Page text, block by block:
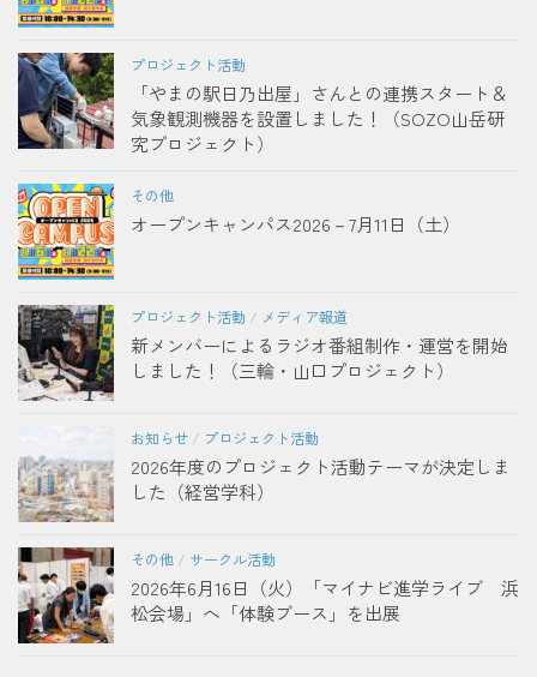
プロジェクト活動
「やまの駅日乃出屋」さんとの連携スタート＆
気象観測機器を設置しました！（SOZO山岳研
究プロジェクト）
その他
オープンキャンパス2026－7月11日（土）
プロジェクト活動 / メディア報道
新メンバーによるラジオ番組制作・運営を開始
しました！（三輪・山口プロジェクト）
お知らせ / プロジェクト活動
2026年度のプロジェクト活動テーマが決定しま
した（経営学科）
その他 / サークル活動
2026年6月16日（火）「マイナビ進学ライブ 浜
松会場」へ「体験ブース」を出展